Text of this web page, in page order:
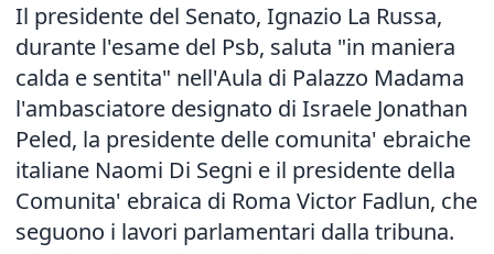
Il presidente del Senato, Ignazio La Russa,
durante l'esame del Psb, saluta "in maniera
calda e sentita" nell'Aula di Palazzo Madama
l'ambasciatore designato di Israele Jonathan
Peled, la presidente delle comunita' ebraiche
italiane Naomi Di Segni e il presidente della
Comunita' ebraica di Roma Victor Fadlun, che
seguono i lavori parlamentari dalla tribuna.